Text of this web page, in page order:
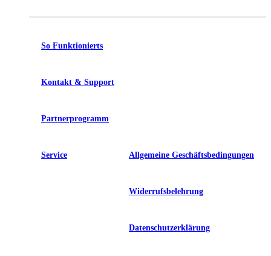
So Funktionierts
Kontakt & Support
Partnerprogramm
Service Allgemeine Geschäftsbedingungen
Widerrufsbelehrung
Datenschutzerklärung